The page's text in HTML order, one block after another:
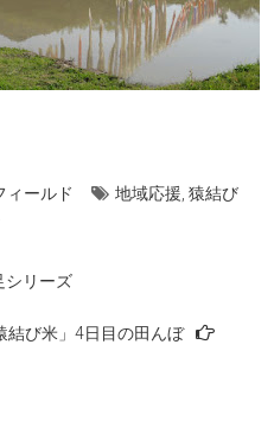
ィールド 地域応援, 猿結び
シリーズ
結び米」4日目の田んぼ